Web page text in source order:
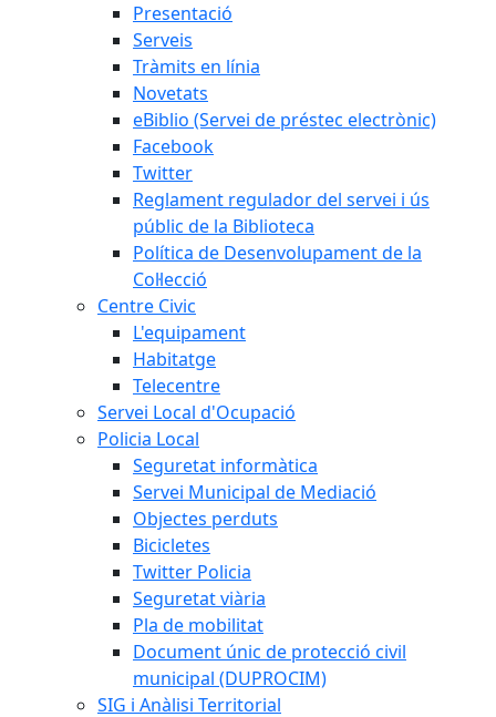
Presentació
Serveis
Tràmits en línia
Novetats
eBiblio (Servei de préstec electrònic)
Facebook
Twitter
Reglament regulador del servei i ús
públic de la Biblioteca
Política de Desenvolupament de la
Col·lecció
Centre Civic
L'equipament
Habitatge
Telecentre
Servei Local d'Ocupació
Policia Local
Seguretat informàtica
Servei Municipal de Mediació
Objectes perduts
Bicicletes
Twitter Policia
Seguretat viària
Pla de mobilitat
Document únic de protecció civil
municipal (DUPROCIM)
SIG i Anàlisi Territorial